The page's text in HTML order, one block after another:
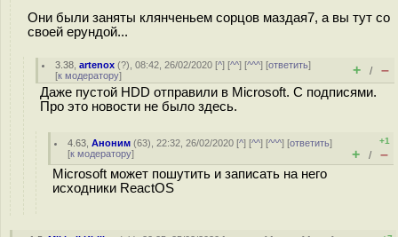
Они были заняты клянченьем сорцов маздая7, а вы тут со
своей ерундой...
3.38 ,artenox (?), 08:42, 26/02/2020 [^] [^^] [^^^] [ответить]
[к модератору] + / –
Даже пустой HDD отправили в Microsoft. С подписями.
Про это новости не было здесь.
4.63 ,Аноним (63), 22:32, 26/02/2020 [^] [^^] [^^^] [ответить]
[к модератору]
+1
+ / –
Microsoft может пошутить и записать на него
исходники ReactOS